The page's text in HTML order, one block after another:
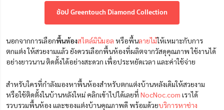
ช้อป Greentouch Diamond Collection
นอกจากการเลือกพื้นห้องสไตล์มินิมอล หรือพื้นลายไม้ให้เหมาะกับการ
ตกแต่ง ให้สวยงามแล้ว ยังควรเลือกพื้นห้องที่ผลิตจากวัสดุคุณภาพ ใช้งานได้
อย่างยาวนาน ติดตั้งได้อย่างสะดวก เพื่อประหยัดเวลา และค่าใช้จ่าย
สำหรับใครที่กำลังมองหาพื้นห้องสำหรับตกแต่งบ้านหลังเดิมให้สวยงาม
หรือใช้ติดตั้งในบ้านหลังใหม่ คลิกเข้าไปได้เลยที่ NocNoc.com เราได้
รวบรวมพื้นห้อง และของแต่งบ้านคุณภาพดี พร้อมด้วยบริการหาช่าง